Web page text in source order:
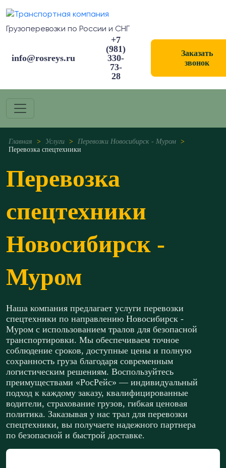
Грузоперевозки по России и СНГ
info@rosreys.ru
+7
(981)
330-
73-
28
Заказать
звонок
Главная > Услуги > Перевозки Новосибирск - Муром >
Перевозка спецтехники
Перевозка
спецтехники
Новосибирск -
Муром
Наша компания предлагает услуги перевозки
спецтехники по направлению Новосибирск -
Муром с использованием тралов для безопасной
транспортировки. Мы обеспечиваем точное
соблюдение сроков, доступные цены и полную
сохранность груза благодаря современным
логистическим решениям. Воспользуйтесь
преимуществами «РосРейс» — индивидуальный
подход к каждому заказу, квалифицированные
водители, страхование грузов, гибкая ценовая
политика. Заказывая у нас трал для перевозки
спецтехники, вы получаете надежного партнера
по безопасной и быстрой доставке.